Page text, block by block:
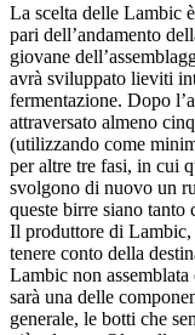
La scelta delle Lambic
pari dell’andamento
giovane
avrà sviluppato lieviti
fermentazione. Dopo
attraversato almeno
(utilizzando come
per altre tre fasi, in cui
svolgono di nuovo un
queste birre siano tanto
Il produttore di
tenere conto della
Lambic non
sarà una delle
generale, le botti che